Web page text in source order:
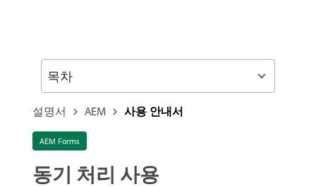
설명서 AEM 사용 안내서
AEM Forms
동기 처리 사용
목차